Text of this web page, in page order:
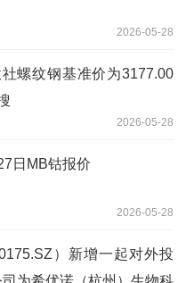
2026-05-28
螺纹钢基准价为3177.00
2026-05-28
日MB钴报价
2026-05-28
）新增一起对外投